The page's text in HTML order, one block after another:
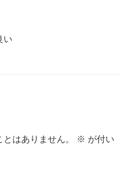
い
はありません。 ※ が付い